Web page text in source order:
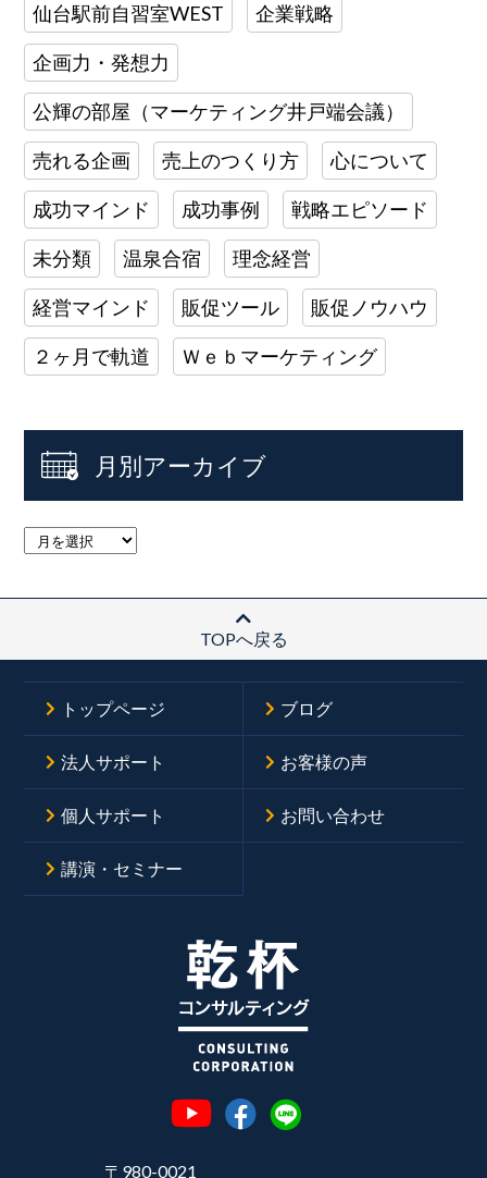
仙台駅前自習室WEST 企業戦略
企画力・発想力
公輝の部屋（マーケティング井戸端会議）
売れる企画 売上のつくり方 心について
成功マインド 成功事例 戦略エピソード
未分類 温泉合宿 理念経営
経営マインド 販促ツール 販促ノウハウ
２ヶ月で軌道 Ｗｅｂマーケティング
月別アーカイブ
TOPへ戻る
トップページ
法人サポート
個人サポート
講演・セミナー
ブログ
お客様の声
お問い合わせ
〒980-0021